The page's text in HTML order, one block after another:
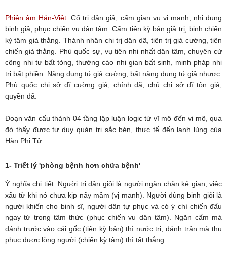
Phiên âm Hán-Việt:Cố trị dân giả, cấm gian vu vị manh; nhi dụng
binh giả, phục chiến vu dân tâm. Cấm tiên kỳ bản giả trị, binh chiến
kỳ tâm giả thắng. Thánh nhân chi trị dân dã, tiên trị giả cường, tiên
chiến giả thắng. Phù quốc sự, vụ tiên nhi nhất dân tâm, chuyên cử
công nhi tư bất tòng, thưởng cáo nhi gian bất sinh, minh pháp nhi
trị bất phiền. Năng dụng tứ giả cường, bất năng dụng tứ giả nhược.
Phù quốc chi sở dĩ cường giả, chính dã; chủ chi sở dĩ tôn giả,
quyền dã.
Đoạn văn cấu thành 04 tầng lập luận logic từ vĩ mô đến vi mô, qua
đó thấy được tư duy quản trị sắc bén, thực tế đến lạnh lùng của
Hàn Phi Tử:
1- Triết lý 'phòng bệnh hơn chữa bệnh'
Ý nghĩa chi tiết: Người trị dân giỏi là người ngăn chặn kẻ gian, việc
xấu từ khi nó chưa kịp nẩy mầm (vị manh). Người dùng binh giỏi là
người khiến cho binh sĩ, người dân tự phục và có ý chí chiến đấu
ngay từ trong tâm thức (phục chiến vu dân tâm). Ngăn cấm mà
đánh trước vào cái gốc (tiên kỳ bản) thì nước trị; đánh trận mà thu
phục được lòng người (chiến kỳ tâm) thì tất thắng.